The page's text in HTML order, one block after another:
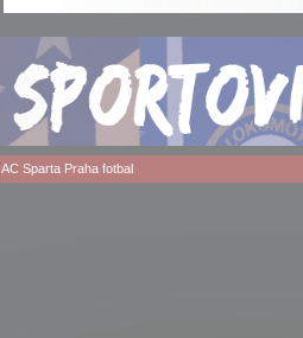
AC Sparta Prahafotbal